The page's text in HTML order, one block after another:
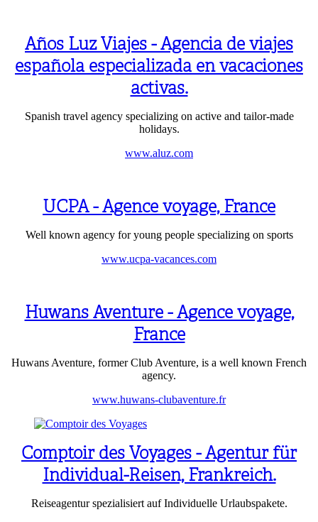
Años Luz Viajes - Agencia de viajes
española especializada en vacaciones
activas.
Spanish travel agency specializing on active and tailor-made
holidays.
www.aluz.com
UCPA - Agence voyage, France
Well known agency for young people specializing on sports
www.ucpa-vacances.com
Huwans Aventure - Agence voyage,
France
Huwans Aventure, former Club Aventure, is a well known French
agency.
www.huwans-clubaventure.fr
Comptoir des Voyages - Agentur für
Individual-Reisen, Frankreich.
Reiseagentur spezialisiert auf Individuelle Urlaubspakete.